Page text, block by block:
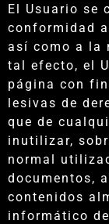
El Usuario se
conformidad
así como a la
tal efecto, el
página con
lesivas de
que de
inutilizar,
normal
documentos,
contenidos
informático